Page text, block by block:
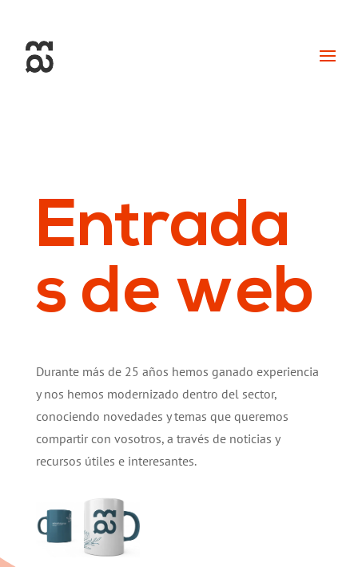
Entrada
s de web
Durante más de 25 años hemos ganado experiencia
y nos hemos modernizado dentro del sector,
conociendo novedades y temas que queremos
compartir con vosotros, a través de noticias y
recursos útiles e interesantes.